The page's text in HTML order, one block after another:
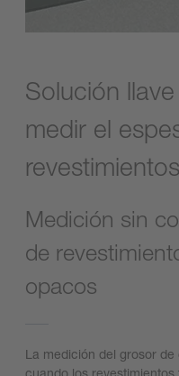
Solución
medir el
revestimientos
Medición sin
de
opacos
La medición del grosor